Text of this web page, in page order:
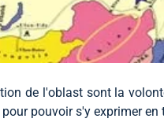
de l'oblast sont la
pouvoir s'y exprimer